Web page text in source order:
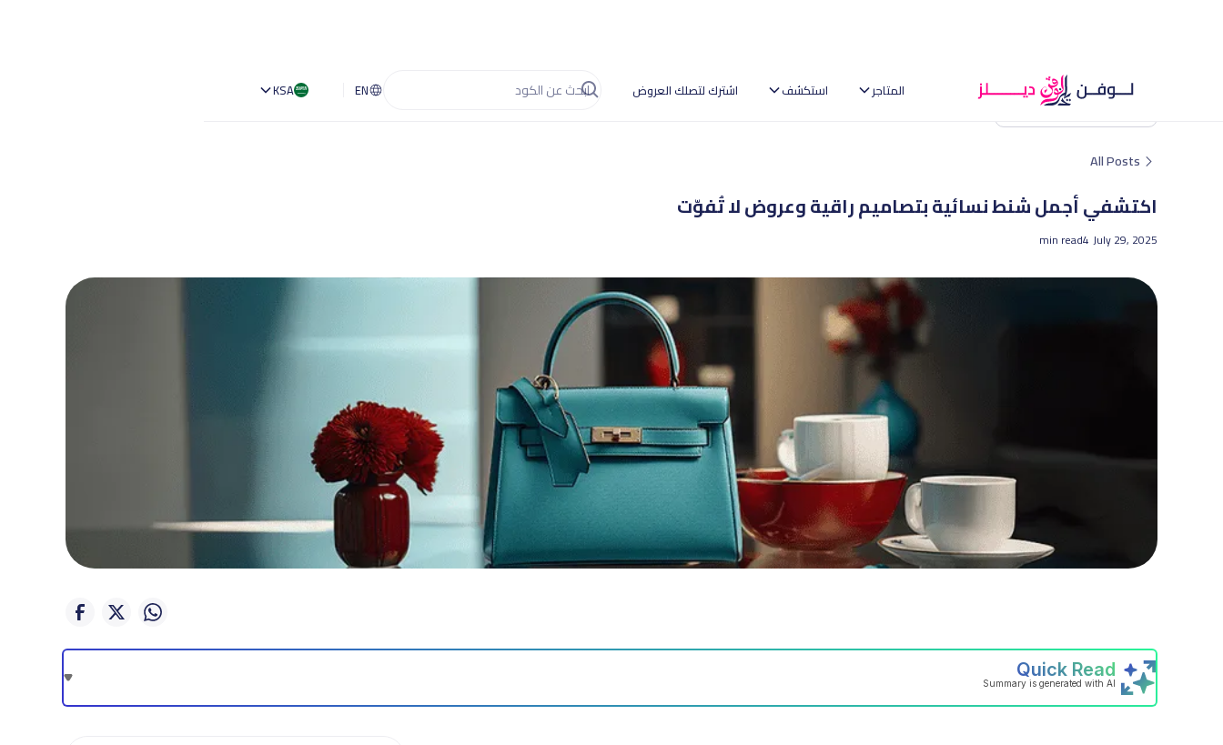
المتاجر استكشف اشترك لتصلك العروض EN
KSA
العودة إلى الصفحة الرئيسية
All Posts
اكتشفي أجمل شنط نسائية بتصاميم راقية وعروض لا تُفوّت
July 29, 2025
4
min read